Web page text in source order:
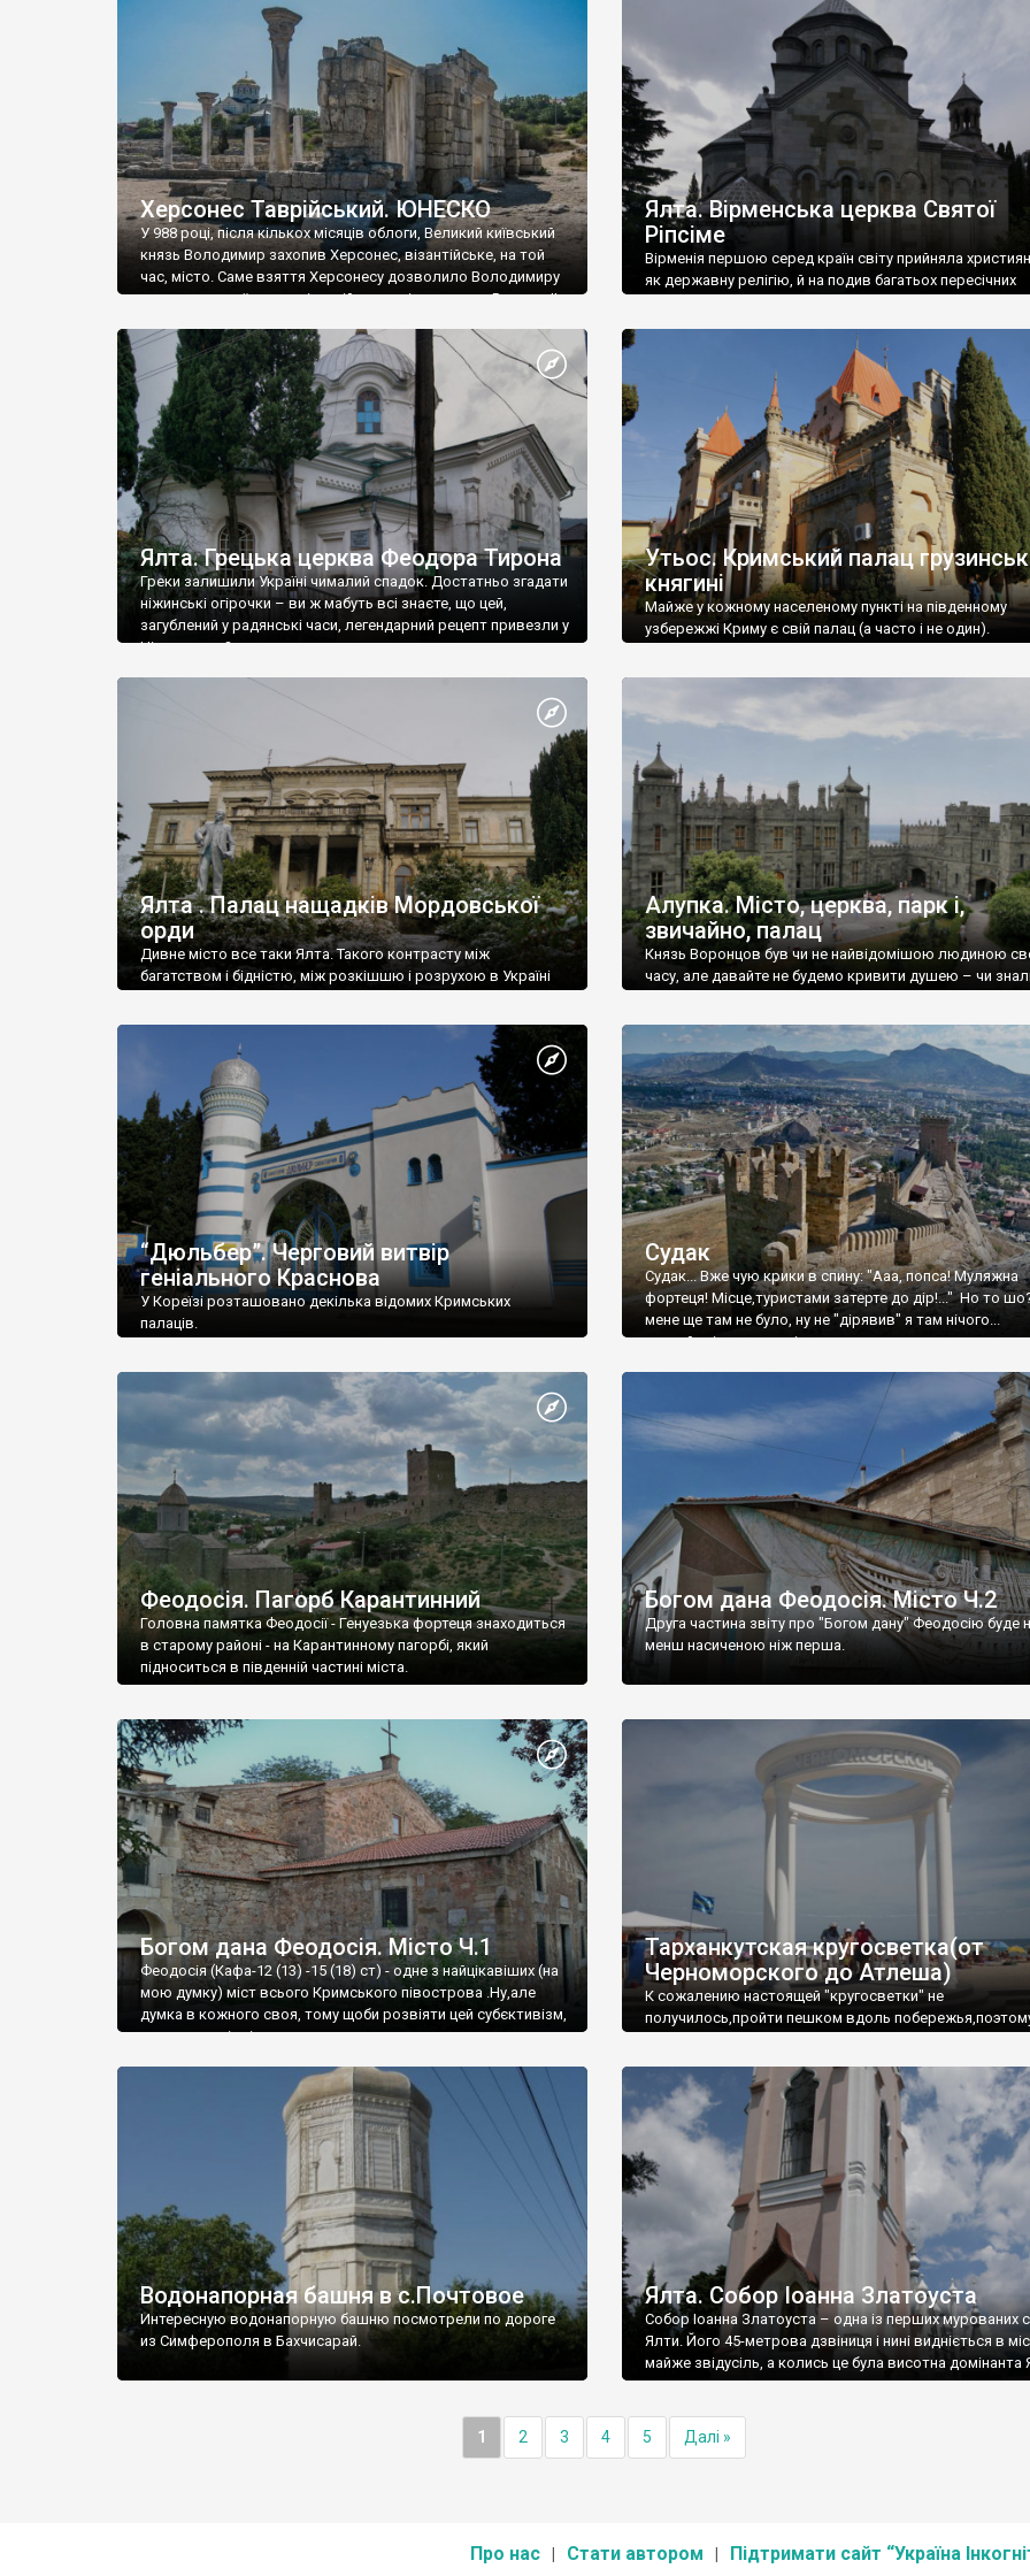
візантійської доби. Раритети викрадені з фондів об’єкту
культурної спадщини ЮНЕСКО «Херсонеса Таврійського».
Офіційно – на виставку «Золото Візантії», але експерти та
влада в Україні вважають це лише […]
називаються «повстяками» (postaki)…” “Вино. Крим
виробляє відмінне вино і його вдосталь: воно все
легке біле і дуже […]
Херсонес Таврійський. ЮНЕСКО
У 988 році, після кількох місяців облоги, Великий київський
князь Володимир захопив Херсонес, візантійське, на той
час, місто. Саме взяття Херсонесу дозволило Володимиру
диктувати свої умови візантійському імператору Василю ІІ,
Херсонесі Володимир-язичник, став Василем-
християнином. А потім було Хрещення Русі. На честь
Херсонесу Таврійського названо місто […]
Ялта. Вірменська церква Святої
Ріпсіме
Вірменія першою серед країн світу прийняла
як державну релігію, й на подив багатьох пересічних
Ялта. Грецька церква Феодора Тирона
Греки залишили Україні чималий спадок. Достатньо згадати
ніжинські огірочки – ви ж мабуть всі знаєте, що цей,
загублений у радянські часи, легендарний рецепт привезли у
Ніжин греки?
Утьос. Кримський палац
княгині
Майже у кожному населеному пункті на південному
узбережжі Криму є свій палац (а часто і не один).
Ялта . Палац нащадків Мордовської
орди
Дивне місто все таки Ялта. Такого контрасту між
багатством і бідністю, між розкішшю і розрухою в Україні
Алупка. Місто, церква, парк і,
звичайно, палац
Князь Воронцов був чи не найвідомішою людиною
часу, але давайте не будемо кривити душею – чи
“Дюльбер”. Черговий витвір
геніального Краснова
У Кореїзі розташовано декілька відомих Кримських
палаців.
Судак
Судак... Вже чую крики в спину: "Ааа, попса! Муляжна
фортеця! Місце,туристами затерте до дір!..." Но то
мене ще там не було, ну не "дірявив" я там нічого...
принаймні до цього літа.
Феодосія. Пагорб Карантинний
Головна памятка Феодосії - Генуезька фортеця знаходиться
в старому районі - на Карантинному пагорбі, який
підноситься в південній частині міста.
Богом дана Феодосія. Місто Ч.2
Друга частина звіту про "Богом дану" Феодосію буде
менш насиченою ніж перша.
Богом дана Феодосія. Місто Ч.1
Феодосія (Кафа-12 (13) -15 (18) ст) - одне з найцікавіших (на
мою думку) міст всього Кримського півострова .Ну,але
думка в кожного своя, тому щоби розвіяти цей субєктивізм,
запрошую відвідати це
Тарханкутская кругосветка(от
Черноморского до Атлеша)
К сожалению настоящей "кругосветки" не
получилось,пройти пешком вдоль
Водонапорная башня в с.Почтовое
Интересную водонапорную башню посмотрели по дороге
из Симферополя в Бахчисарай.
Ялта. Собор Іоанна Златоуста
Собор Іоанна Златоуста – одна із перших мурованих
Ялти. Його 45-метрова дзвіниця і нині видніється в
майже звідусіль, а колись це була висотна домінанта
1 2 3 4 5 Далі »
Про нас Стати автором Підтримати сайт “Україна